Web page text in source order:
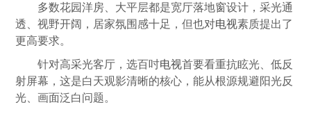
多数花园洋房、大平层都是宽厅落地窗设计，采光通
透、视野开阔，居家氛围感十足，但也对电视素质提出了
更高要求。
针对高采光客厅，选百吋电视首要看重抗眩光、低反
射屏幕，这是白天观影清晰的核心，能从根源规避阳光反
光、画面泛白问题。